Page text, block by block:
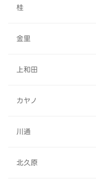
桂
金里
上和田
カヤノ
川通
北久原